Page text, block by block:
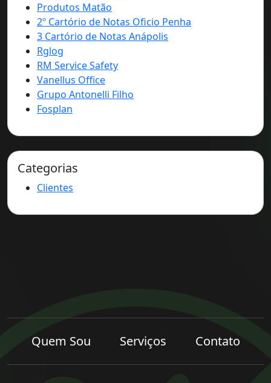
Produtos Matão
2º Cartório de Notas Oficio Penha
3 Cartório de Notas Anápolis
Rglog
RM Service Safety
Vanellus Office
Grupo Antonelli Filho
Fosplan
Categorias
Clientes
Quem Sou Serviços Contato